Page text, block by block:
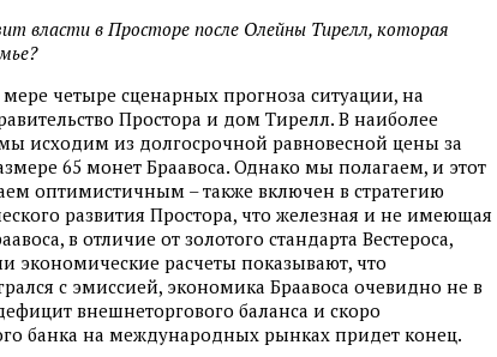
власти в Просторе после Олейны Тирелл, которая
четыре сценарных прогноза ситуации, на
Простора и дом Тирелл. В наиболее
исходим из долгосрочной равновесной цены за
65 монет Браавоса. Однако мы полагаем, и этот
оптимистичным – также включен в стратегию
развития Простора, что железная и не имеющая
в отличие от золотого стандарта Вестероса,
экономические расчеты показывают, что
с эмиссией, экономика Браавоса очевидно не в
внешнеторгового баланса и скоро
банка на международных рынках придет конец.